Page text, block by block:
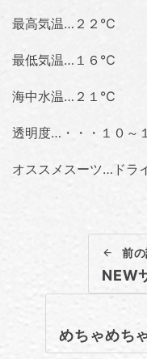
最高気温…２２℃
最低気温…１６℃
海中水温…２１℃
透明度…・・・１０～
オススメスーツ…ドラ
前
NEW
めちゃめち